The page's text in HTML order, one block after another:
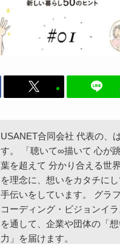
USANET合同会社 代表の、
す。 「聴いて∞描いて 心が
葉を超えて 分かり合える世界
を理念に、想いをカタチに
手伝いをしています。 グラ
コーディング・ビジョンイ
を通して、企業や団体の「
力」を届けます。